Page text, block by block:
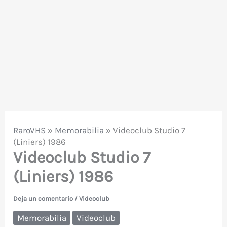
RaroVHS » Memorabilia »Videoclub Studio 7
(Liniers) 1986
Videoclub Studio 7
(Liniers) 1986
Deja un comentario /Videoclub
Memorabilia Videoclub